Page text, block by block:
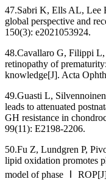
47.Sabri K, Ells AL, Lee
global perspective and
150(3): e2021053924.
48.Cavallaro G, Filippi
retinopathy of
knowledge[J]. Acta
49.Guasti L,
leads to attenuated
GH resistance in
99(11): E2198-2206.
50.Fu Z, Lundgren P,
lipid oxidation promotes
model of phase Ⅰ